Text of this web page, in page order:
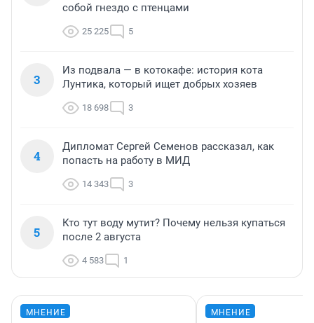
собой гнездо с птенцами
25 225 5
3
Из подвала — в котокафе: история кота
Лунтика, который ищет добрых хозяев
18 698 3
4
Дипломат Сергей Семенов рассказал, как
попасть на работу в МИД
14 343 3
5
Кто тут воду мутит? Почему нельзя купаться
после 2 августа
4 583 1
МНЕНИЕ МНЕНИЕ